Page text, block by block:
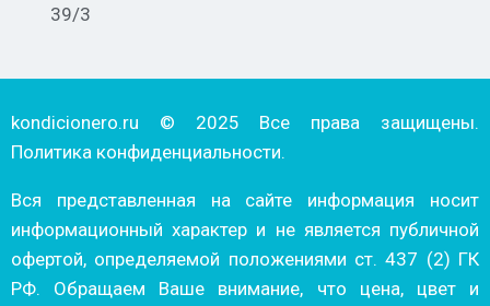
39/3
kondicionero.ru © 2025 Все права защищены.
Политика конфиденциальности.
Вся представленная на сайте информация носит
информационный характер и не является публичной
офертой, определяемой положениями ст. 437 (2) ГК
РФ. Обращаем Ваше внимание, что цена, цвет и